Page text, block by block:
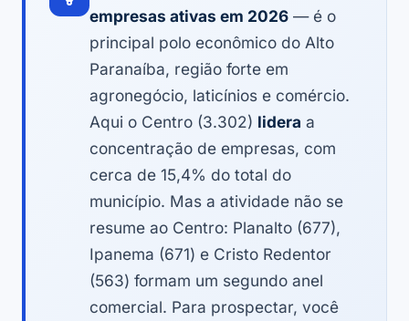
empresas ativas em 2026 — é o
principal polo econômico do Alto
Paranaíba, região forte em
agronegócio, laticínios e comércio.
Aqui o Centro (3.302) lidera a
concentração de empresas, com
cerca de 15,4% do total do
município. Mas a atividade não se
resume ao Centro: Planalto (677),
Ipanema (671) e Cristo Redentor
(563) formam um segundo anel
comercial. Para prospectar, você